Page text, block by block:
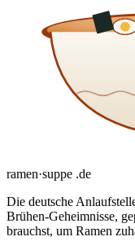
ramen·suppe .de
Die deutsche
Brühen-Geheimnisse,
brauchst, um Ramen